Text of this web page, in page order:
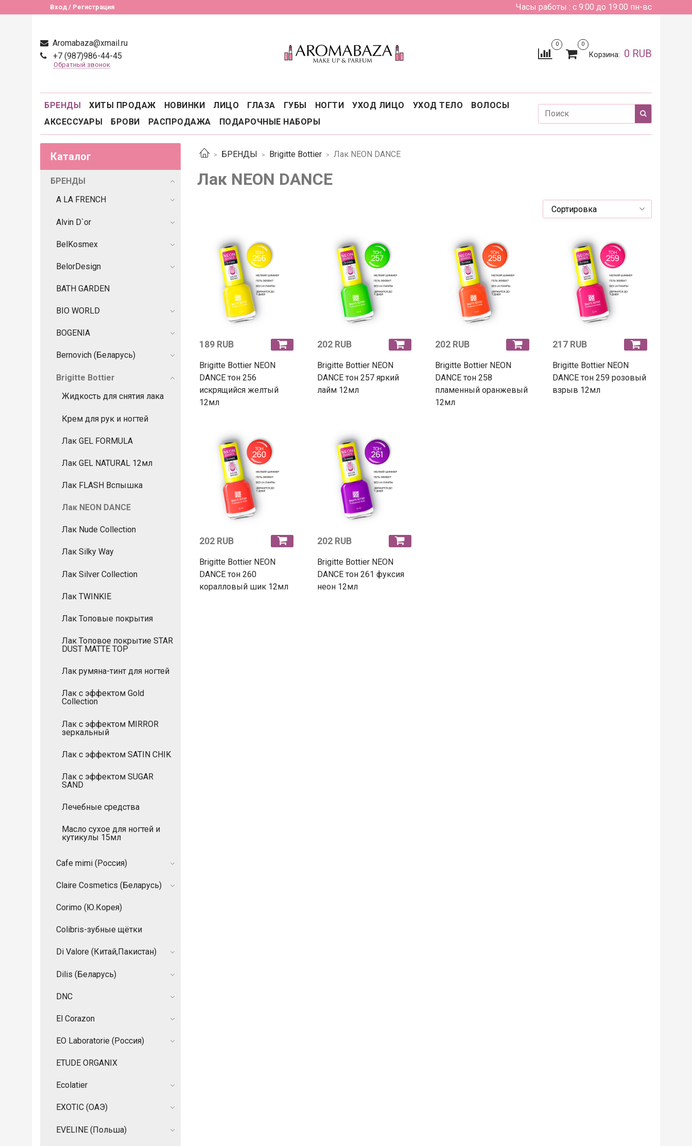
Вход / Регистрация Часы работы : с 9:00 до 19:00 пн-вс
Aromabaza@xmail.ru
+7 (987)986-44-45
Обратный звонок
0 0
Корзина: 0 RUB
БРЕНДЫ ХИТЫ ПРОДАЖ НОВИНКИ ЛИЦО ГЛАЗА ГУБЫ НОГТИ УХОД ЛИЦО УХОД ТЕЛО
ВОЛОСЫ
АКСЕССУАРЫ
БРОВИ РАСПРОДАЖА ПОДАРОЧНЫЕ НАБОРЫ
БРЕНДЫ Brigitte Bottier Лак NEON DANCE
Лак NEON DANCE
189 RUB
Brigitte Bottier NEON
DANCE тон 256
искрящийся желтый
12мл
202 RUB
Brigitte Bottier NEON
DANCE тон 257 яркий
лайм 12мл
202 RUB
Brigitte Bottier NEON
DANCE тон 258
пламенный оранжевый
12мл
217 RUB
Brigitte Bottier NEON
DANCE тон 259 розовый
взрыв 12мл
202 RUB
Brigitte Bottier NEON
DANCE тон 260
коралловый шик 12мл
202 RUB
Brigitte Bottier NEON
DANCE тон 261 фуксия
неон 12мл
Каталог
БРЕНДЫ
A LA FRENCH
Alvin D`or
BelKosmex
BelorDesign
BATH GARDEN
BIO WORLD
BOGENIA
Bernovich (Беларусь)
Brigitte Bottier
Жидкость для снятия лака
Крем для рук и ногтей
Лак GEL FORMULA
Лак GEL NATURAL 12мл
Лак FLASH Вспышка
Лак NEON DANCE
Лак Nude Collection
Лак Silky Way
Лак Silver Collection
Лак TWINKIE
Лак Топовые покрытия
Лак Топовое покрытие STAR
DUST MATTE TOP
Лак румяна-тинт для ногтей
Лак с эффектом Gold
Collection
Лак с эффектом MIRROR
зеркальный
Лак с эффектом SATIN CHIK
Лак с эффектом SUGAR
SAND
Лечебные средства
Масло сухое для ногтей и
кутикулы 15мл
Cafe mimi (Россия)
Claire Cosmetics (Беларусь)
Corimo (Ю.Корея)
Colibris-зубные щётки
Di Valore (Китай,Пакистан)
Dilis (Беларусь)
DNC
El Corazon
EO Laboratorie (Россия)
ETUDE ORGANIX
Ecolatier
EXOTIC (ОАЭ)
EVELINE (Польша)